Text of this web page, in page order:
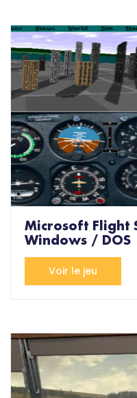
Microsoft Flight
Windows / DOS
Voir le jeu